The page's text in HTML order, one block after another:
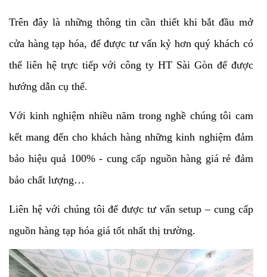
Trên đây là những thông tin cần thiết khi bắt đầu mở
cửa hàng tạp hóa, để được tư vấn kỷ hơn quý khách có
thể liên hệ trực tiếp với công ty HT Sài Gòn để được
hướng dẫn cụ thể.
Với kinh nghiệm nhiều năm trong nghề chúng tôi cam
kết mang đến cho khách hàng những kinh nghiệm đảm
bảo hiệu quả 100% - cung cấp nguồn hàng giá rẻ đảm
bảo chất lượng…
Liên hệ với chúng tôi để được tư vấn setup – cung cấp
nguồn hàng tạp hóa giá tốt nhất thị trường.